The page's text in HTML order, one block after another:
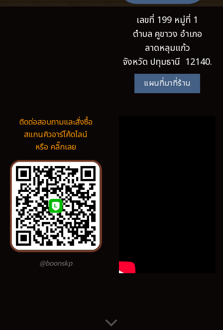
เลขที่ 199 หมู่ที่ 1
ตำบล คูขาวง อำเภอ
ลาดหลุมแก้ว
จังหวัด ปทุมธานี 12140.
แผนที่มาที่ร้าน
ติดต่อสอบถามและสั่งซื้อ
สแกนคิวอาร์โค้ดไลน์
หรือ คลิ๊กเลย
@boonskp